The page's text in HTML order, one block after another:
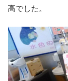
高でした。